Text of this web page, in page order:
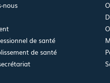
nous
de santé
de santé